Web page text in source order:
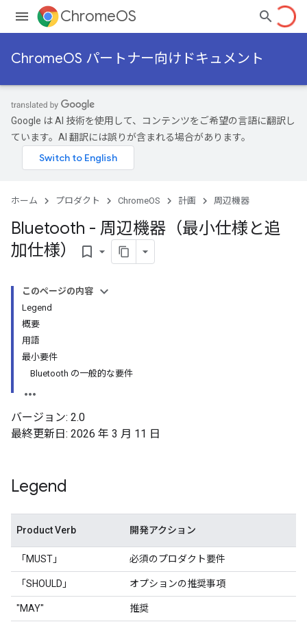
ChromeOS
ChromeOS パートナー向けドキュメント
Google は AI 技術を使用して、コンテンツをご希望の言語に翻訳し
ています。AI 翻訳には誤りが含まれる場合があります。
ホーム プロダクト ChromeOS 計画 周辺機器
Bluetooth - 周辺機器（最小仕様と追
加仕様）
bookmark_border
このページの内容
Legend
概要
用語
最小要件
Bluetooth の一般的な要件
バージョン: 2.0
最終更新日: 2026 年 3 月 11 日
Legend
Product Verb 開発アクション
「MUST」 必須のプロダクト要件
「SHOULD」 オプションの推奨事項
"MAY" 推奨